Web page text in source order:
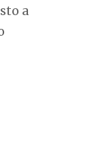
a